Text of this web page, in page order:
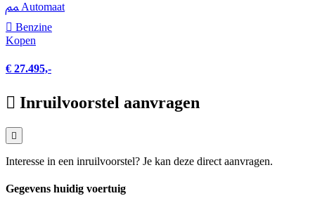
Automaat
Benzine
Kopen
€ 27.495,-
Inruilvoorstel aanvragen
Interesse in een inruilvoorstel? Je kan deze direct aanvragen.
Gegevens huidig voertuig